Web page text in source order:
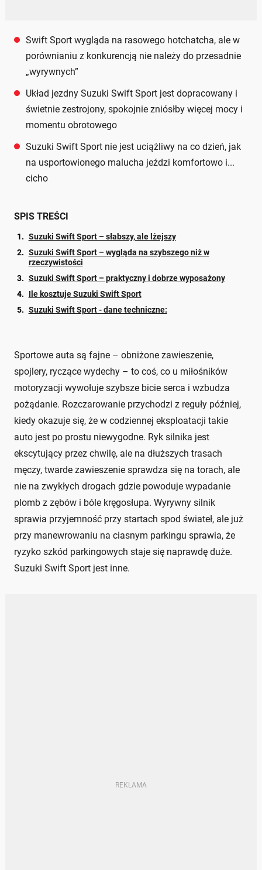
Swift Sport wygląda na rasowego hotchatcha, ale w
porównianiu z konkurencją nie należy do przesadnie
„wyrywnych”
Układ jezdny Suzuki Swift Sport jest dopracowany i
świetnie zestrojony, spokojnie zniósłby więcej mocy i
momentu obrotowego
Suzuki Swift Sport nie jest uciążliwy na co dzień, jak
na usportowionego malucha jeździ komfortowo i...
cicho
SPIS TREŚCI
Suzuki Swift Sport – słabszy, ale lżejszy
Suzuki Swift Sport – wygląda na szybszego niż w
rzeczywistości
Suzuki Swift Sport – praktyczny i dobrze wyposażony
Ile kosztuje Suzuki Swift Sport
Suzuki Swift Sport - dane techniczne:
Sportowe auta są fajne – obniżone zawieszenie,
spojlery, ryczące wydechy – to coś, co u miłośników
motoryzacji wywołuje szybsze bicie serca i wzbudza
pożądanie. Rozczarowanie przychodzi z reguły później,
kiedy okazuje się, że w codziennej eksploatacji takie
auto jest po prostu niewygodne. Ryk silnika jest
ekscytujący przez chwilę, ale na dłuższych trasach
męczy, twarde zawieszenie sprawdza się na torach, ale
nie na zwykłych drogach gdzie powoduje wypadanie
plomb z zębów i bóle kręgosłupa. Wyrywny silnik
sprawia przyjemność przy startach spod świateł, ale już
przy manewrowaniu na ciasnym parkingu sprawia, że
ryzyko szkód parkingowych staje się naprawdę duże.
Suzuki Swift Sport jest inne.